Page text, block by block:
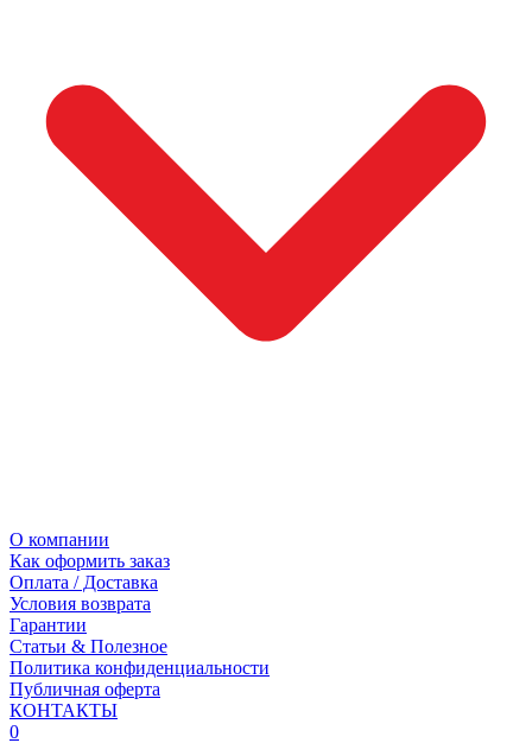
О компании
Как оформить заказ
Оплата / Доставка
Условия возврата
Гарантии
Статьи & Полезное
Политика конфиденциальности
Публичная оферта
КОНТАКТЫ
0